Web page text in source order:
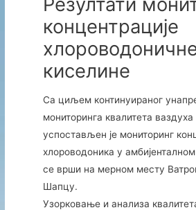
концентрације
киселине
Са циљем континуираног
мониторинга квалитета
успостављен је мониторинг
хлороводоника у амбијенталном
се врши на мерном месту
Шапцу.
Узорковање и анализа